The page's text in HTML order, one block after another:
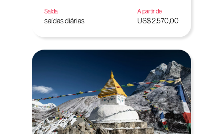
Saída
saídas diárias
A partir de
US$ 2.570,00